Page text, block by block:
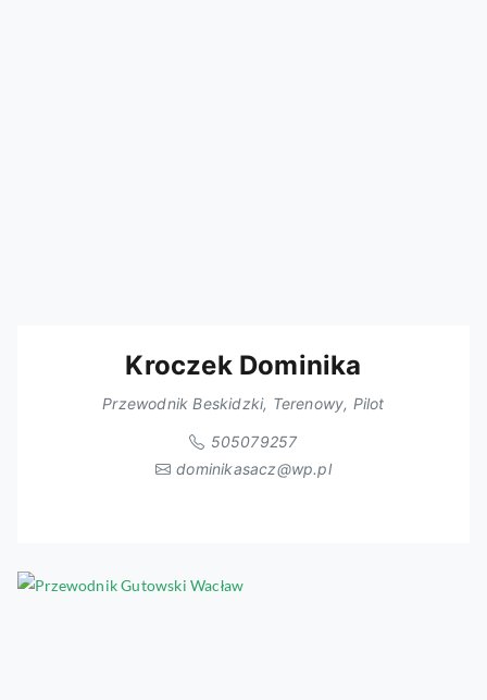
Kroczek Dominika
Przewodnik Beskidzki, Terenowy, Pilot
505079257
dominikasacz@wp.pl